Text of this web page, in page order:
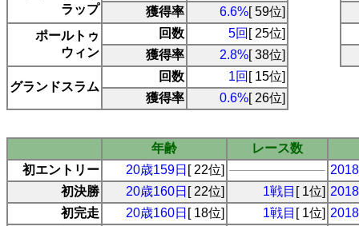
ラップ
獲得率
6.6%[ 59位]
ポールトゥ
ウィン
回数 5回 [ 25位]
獲得率
2.8%[ 38位]
グランドスラム
回数 1回 [ 15位]
獲得率
0.6%[ 26位]
年齢
レース数
初エントリー
20歳159日 [ 22位]
初決勝
20歳160日 [ 22位] 1戦目 [ 1位]
初完走
20歳160日 [ 18位] 1戦目 [ 1位]